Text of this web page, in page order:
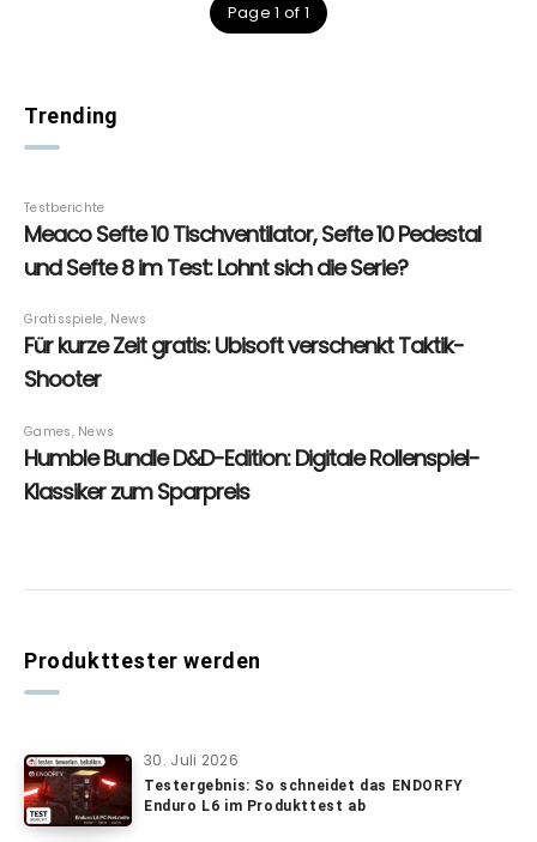
Page 1 of 1
Trending
Produkttester werden
30. Juli 2026
Testergebnis: So schneidet das ENDORFY
Enduro L6 im Produkttest ab